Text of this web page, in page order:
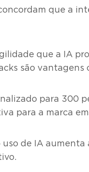
que a
que a IA
são vantagens
para 300
para a marca
uso de IA